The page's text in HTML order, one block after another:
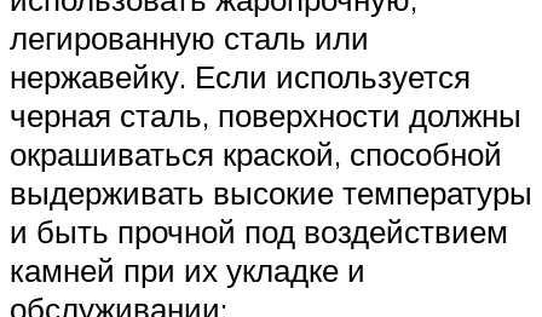
легированную сталь или
нержавейку. Если используется
черная сталь, поверхности должны
окрашиваться краской, способной
выдерживать высокие температуры
и быть прочной под воздействием
камней при их укладке и
обслуживании;